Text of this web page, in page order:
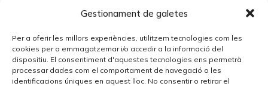
Gestionament de galetes
Per a oferir les millors experiències, utilitzem tecnologies com les
cookies per a emmagatzemar i/o accedir a la informació del
dispositiu. El consentiment d'aquestes tecnologies ens permetrà
processar dades com el comportament de navegació o les
identificacions úniques en aquest lloc. No consentir o retirar el